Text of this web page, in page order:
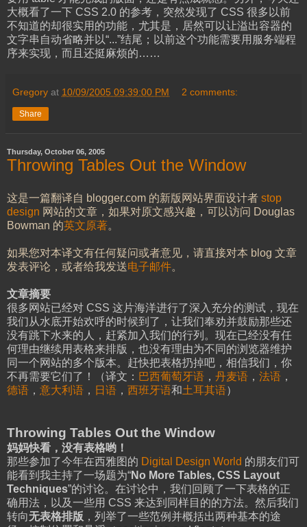
大概看了一下 CSS 2.0 的参考，突然发现了 CSS 很多以前
不知道的却很实用的功能，尤其是，居然可以让溢出容器的
文字串自动省略并以“...”结尾；以前这个功能需要用服务端程
序来实现，而且还挺麻烦的……
Gregory at 10/09/2005 09:39:00 PM 2 comments:
Share
Thursday, October 06, 2005
Throwing Tables Out the Window
这是一篇翻译自 blogger.com 的新版网站界面设计者 stop
design 网站的文章，如果对原文感兴趣，可以访问 Douglas
Bowman 的英文原著。
如果您对本译文有任何疑问或者意见，请直接对本 blog 文章
发表评论，或者给我发送电子邮件。
文章摘要
很多网站已经对 CSS 这片海洋进行了深入充分的测试，现在
我们从水底开始欢呼的时候到了，让我们奉劝并鼓励那些还
没有跳下水来的人，赶紧加入我们的行列。现在已经没有任
何理由继续用表格来排版，也没有理由为不同的浏览器维护
同一个网站的多个版本。赶快把表格扔掉吧，相信我们，你
不再需要它们了！（译文： 巴西葡萄牙语 ， 丹麦语 ， 法语 ，
德语 ， 意大利语 ， 日语 ， 西班牙语和土耳其语）
Throwing Tables Out the Window
妈妈快看，没有表格哟！
那些参加了今年在西雅图的 Digital Design World 的朋友们可
能看到我主持了一场题为“No More Tables, CSS Layout
Techniques”的讨论。在讨论中，我们回顾了一下表格的正
确用法，以及一些用 CSS 来达到同样目的的方法。然后我们
转向无表格排版 ，列举了一些范例并概括出两种基本的途